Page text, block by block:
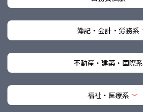
簿記・会計・労務系
不動産・建築・国際系
福祉・医療系